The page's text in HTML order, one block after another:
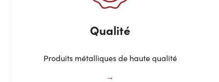
Qualité
Produits métalliques de haute qualité